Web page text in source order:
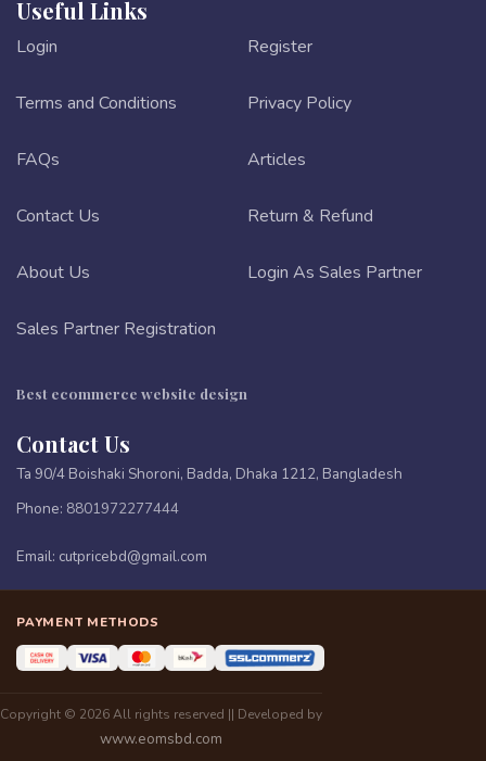
Useful Links
Login Register
Terms and Conditions Privacy Policy
FAQs Articles
Contact Us Return & Refund
About Us Login As Sales Partner
Sales Partner Registration
Best ecommerce website design
Contact Us
Ta 90/4 Boishaki Shoroni, Badda, Dhaka 1212, Bangladesh
Phone: 8801972277444
Email: cutpricebd@gmail.com
PAYMENT METHODS
Copyright © 2026 All rights reserved || Developed by
www.eomsbd.com